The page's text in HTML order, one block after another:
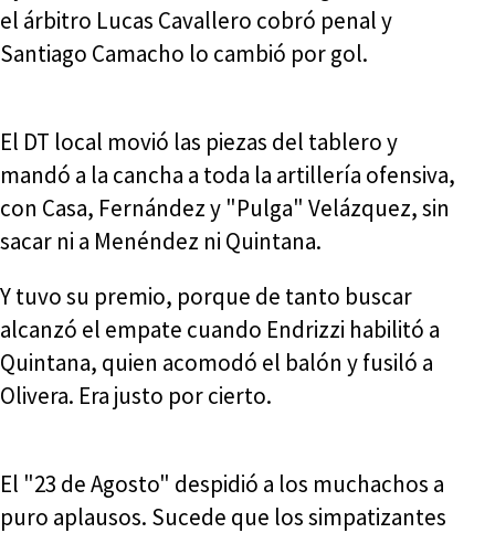
el árbitro Lucas Cavallero cobró penal y
Santiago Camacho lo cambió por gol.
El DT local movió las piezas del tablero y
mandó a la cancha a toda la artillería ofensiva,
con Casa, Fernández y "Pulga" Velázquez, sin
sacar ni a Menéndez ni Quintana.
Y tuvo su premio, porque de tanto buscar
alcanzó el empate cuando Endrizzi habilitó a
Quintana, quien acomodó el balón y fusiló a
Olivera. Era justo por cierto.
El "23 de Agosto" despidió a los muchachos a
puro aplausos. Sucede que los simpatizantes